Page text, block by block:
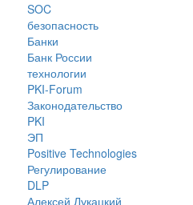
SOC
безопасность
Банки
Банк России
технологии
PKI-Forum
Законодательство
PKI
ЭП
Positive Technologies
Регулирование
DLP
Алексей Лукацкий